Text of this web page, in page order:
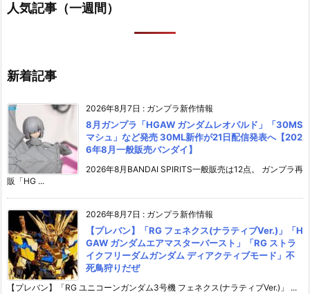
人気記事（一週間）
新着記事
2026年8月7日 : ガンプラ新作情報
8月ガンプラ「HGAW ガンダムレオパルド」「30MS
マシュ」など発売 30ML新作が21日配信発表へ【202
6年8月一般販売バンダイ】
2026年8月BANDAI SPIRITS一般販売は12点。 ガンプラ再
販「HG ...
2026年8月7日 : ガンプラ新作情報
【プレバン】「RG フェネクス(ナラティブVer.)」「H
GAW ガンダムエアマスターバースト」「RG ストラ
イクフリーダムガンダム ディアクティブモード」不
死鳥狩りだぜ
【プレバン】「RG ユニコーンガンダム3号機 フェネクス(ナラティブVer.)」 ...